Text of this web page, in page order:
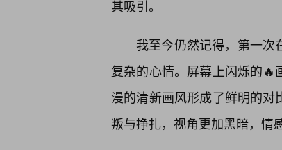
其吸引。
我至今仍然记得，第一次
复杂的心情。屏幕上闪烁的
漫的清新画风形成了鲜明的
叛与挣扎，视角更加黑暗，情